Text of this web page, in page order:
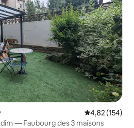
4,82 de uma
4,82 (154)
— Faubourg des 3 maisons